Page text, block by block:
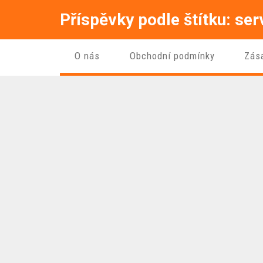
Příspěvky podle štítku:
O nás Obchodní podmínky